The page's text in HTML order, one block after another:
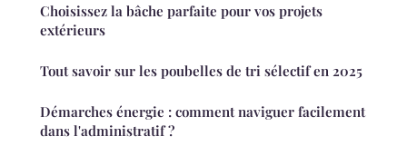
Choisissez la bâche parfaite pour vos projets
extérieurs
Tout savoir sur les poubelles de tri sélectif en 2025
Démarches énergie : comment naviguer facilement
dans l'administratif ?